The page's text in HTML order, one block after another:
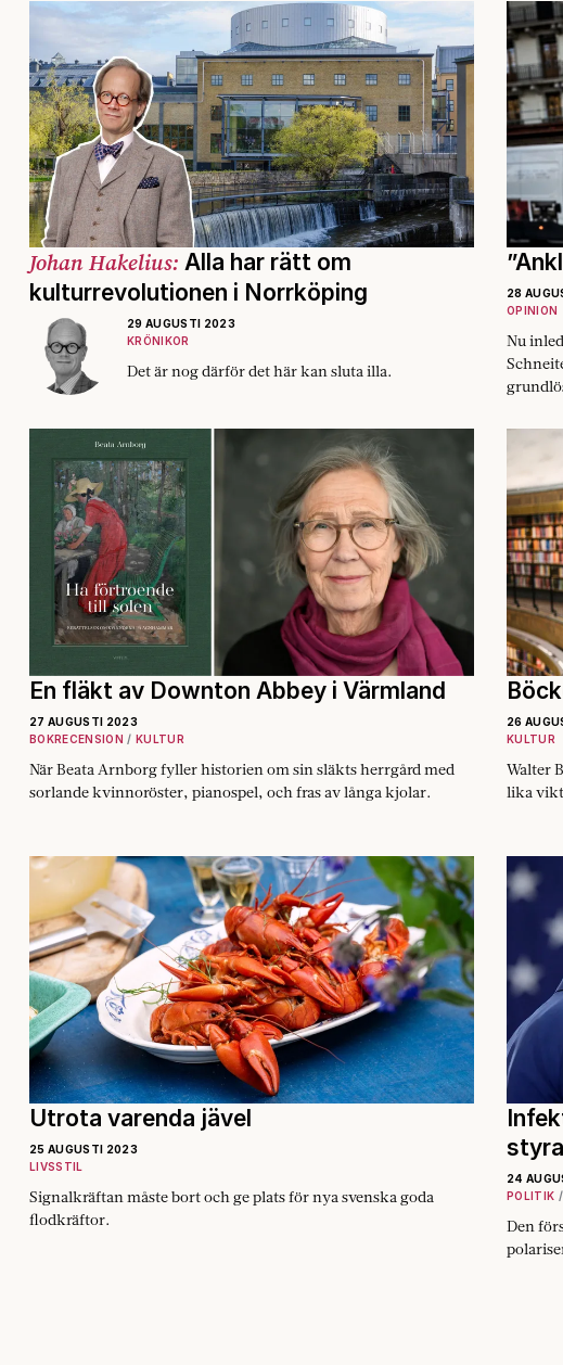
Johan Hakelius: Alla har rätt om
kulturrevolutionen i Norrköping
29 AUGUSTI 2023
KRÖNIKOR
Det är nog därför det här kan sluta illa.
28
OPINION
Nu
Schneiter
En fläkt av Downton Abbey i Värmland
27 AUGUSTI 2023
BOKRECENSION
KULTUR
När Beata Arnborg fyller historien om sin släkts herrgård med
sorlande kvinnoröster, pianospel, och fras av långa kjolar.
26
KULTUR
Walter
lika
Utrota varenda jävel
25 AUGUSTI 2023
LIVSSTIL
Signalkräftan måste bort och ge plats för nya svenska goda
flodkräftor.
24
POLITIK
Den